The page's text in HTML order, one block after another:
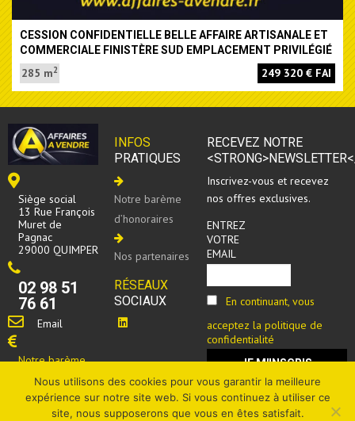
CESSION CONFIDENTIELLE BELLE AFFAIRE ARTISANALE ET
COMMERCIALE FINISTÈRE SUD EMPLACEMENT PRIVILÉGIÉ
285 m2 249 320 € FAI
Siège social
13 Rue François
Muret de
Pagnac
29000 QUIMPER
02 98 51
76 61
Email
Notre barème
INFOS
PRATIQUES
Notre barème
d’honoraires
Nos partenaires
RÉSEAUX
SOCIAUX
RECEVEZ NOTRE
Inscrivez-vous et recevez
nos offres exclusives.
ENTREZ
VOTRE
EMAIL
En continuant, vous
acceptez la politique de
confidentialité
Mentions légales|Politique de confidentialité|Cookies|
Nous utilisons des cookies pour vous garantir la meilleure
expérience sur notre site web. Si vous continuez à utiliser ce
site, nous supposerons que vous en êtes satisfait.